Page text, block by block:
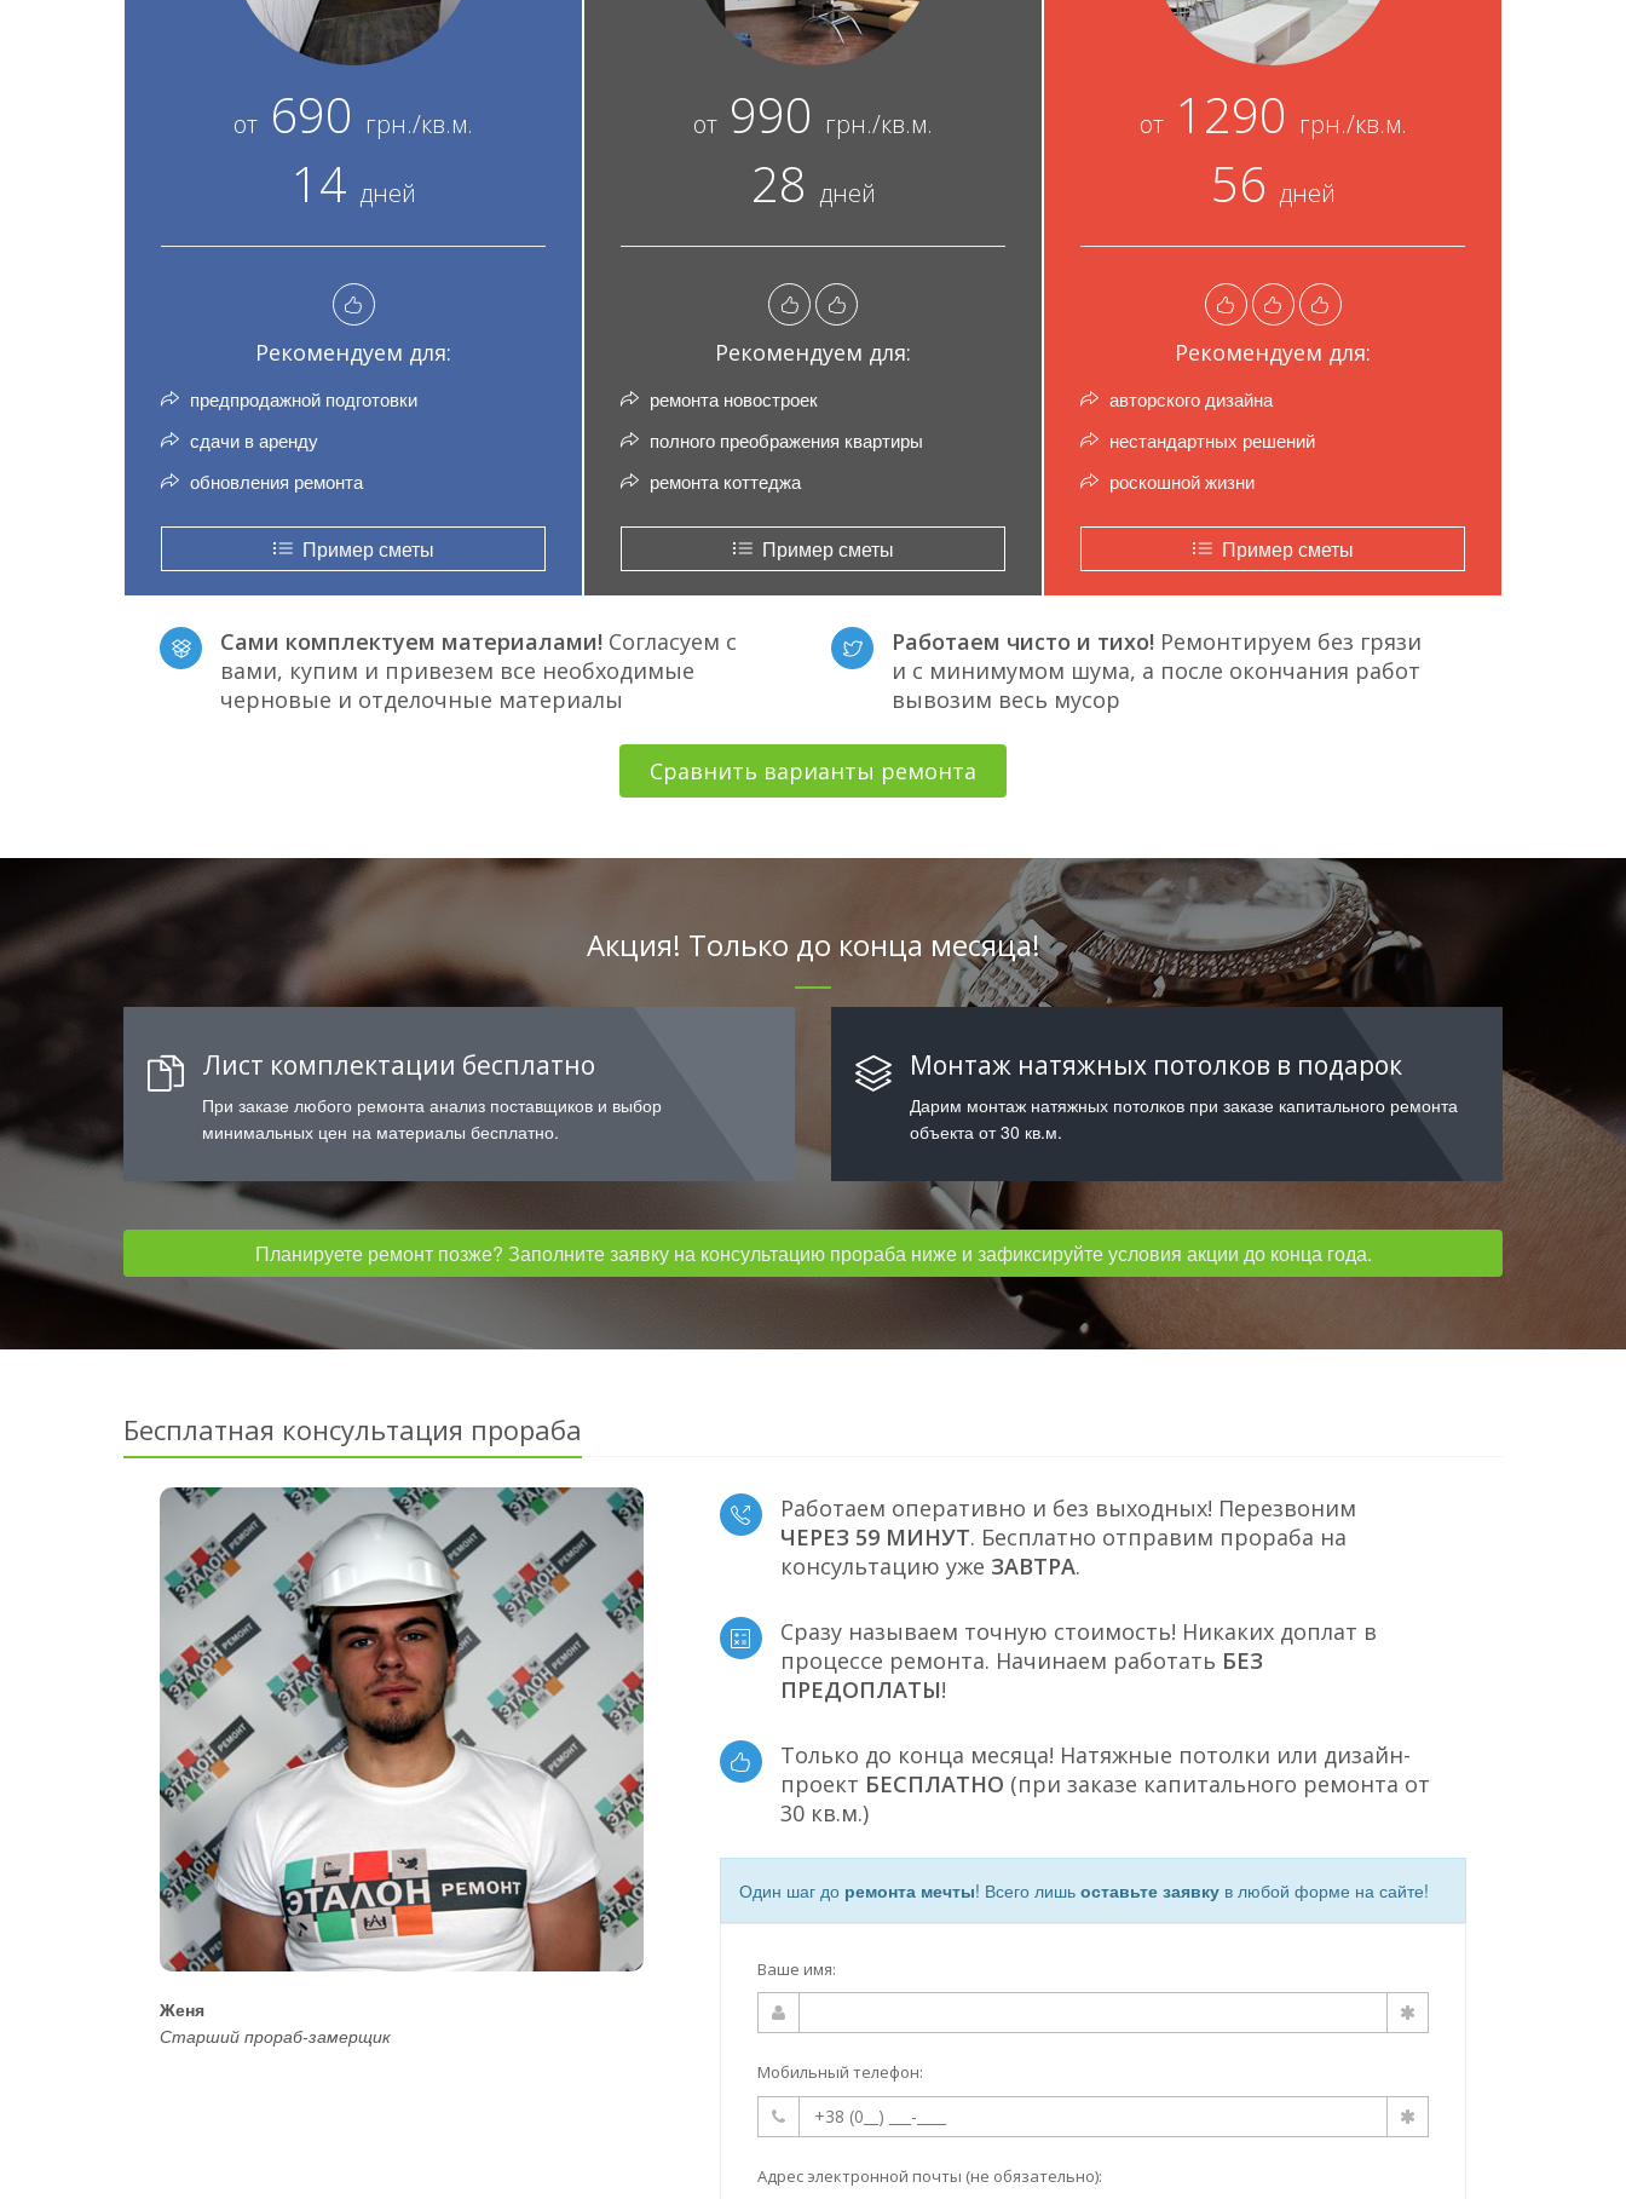
от 690 грн./кв.м.
14 дней
Рекомендуем для:
предпродажной подготовки
сдачи в аренду
обновления ремонта
Пример сметы
от 990 грн./кв.м.
28 дней
Рекомендуем для:
ремонта новостроек
полного преображения квартиры
ремонта коттеджа
Пример сметы
от1290 грн./кв.м.
56 дней
Рекомендуем для:
авторского дизайна
нестандартных решений
роскошной жизни
Пример сметы
Сами комплектуем материалами! Согласуем с
вами, купим и привезем все необходимые
черновые и отделочные материалы
Работаем чисто и тихо! Ремонтируем без грязи
и с минимумом шума, а после окончания работ
вывозим весь мусор
Сравнить варианты ремонта
Акция! Только до конца месяца!
Лист комплектации бесплатно
При заказе любого ремонта анализ поставщиков и выбор
минимальных цен на материалы бесплатно.
Монтаж натяжных потолков в подарок
Дарим монтаж натяжных потолков при заказе капитального ремонта
объекта от 30 кв.м.
Планируете ремонт позже? Заполните заявку на консультацию прораба ниже и зафиксируйте условия акции до конца года.
Бесплатная консультация прораба
Женя
Старший прораб-замерщик
Работаем оперативно и без выходных! Перезвоним
ЧЕРЕЗ 59 МИНУТ. Бесплатно отправим прораба на
консультацию уже ЗАВТРА.
Сразу называем точную стоимость! Никаких доплат в
процессе ремонта. Начинаем работать БЕЗ
ПРЕДОПЛАТЫ!
Только до конца месяца! Натяжные потолки или дизайн-
проект БЕСПЛАТНО (при заказе капитального ремонта от
30 кв.м.)
Один шаг до ремонта мечты! Всего лишь оставьте заявкув любой форме на сайте!
Ваше имя:
Мобильный телефон:
Адрес электронной почты (не обязательно):